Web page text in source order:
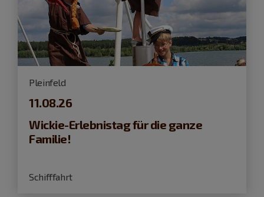
Pleinfeld
11.08.26
Wickie-Erlebnistag für die ganze
Familie!
Schifffahrt